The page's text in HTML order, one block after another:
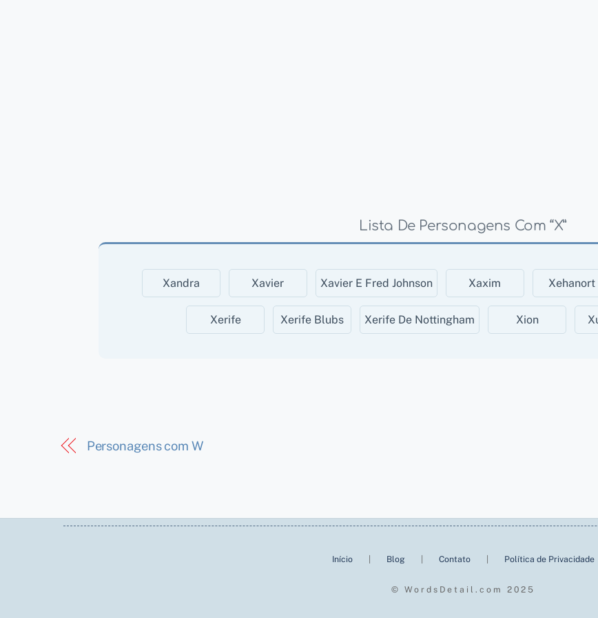
Lista De Personagens Com “X”
Xandra Xavier Xavier E Fred Johnson Xaxim Xehanort
Xerife Xerife Blubs Xerife De Nottingham Xion
Personagens com W
Início Blog Contato Política de Privacidade
© WordsDetail.com 2025